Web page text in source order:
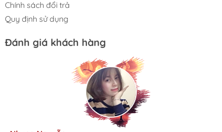
Chính sách đổi trả
Quy định sử dụng
Đánh giá khách hàng